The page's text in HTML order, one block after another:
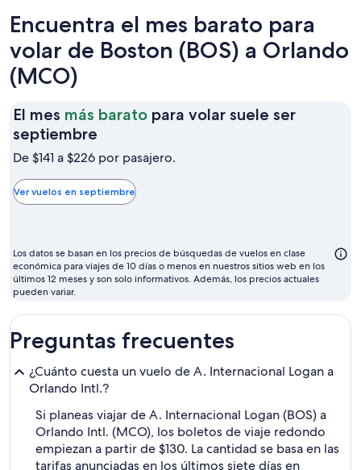
Encuentra el mes barato para
volar de Boston (BOS) a Orlando
(MCO)
El mes más barato para volar suele ser
septiembre
mes
barato
para
suele
ser
septiembre
De $141 a $226 por pasajero.
Ver vuelos en septiembre
Los datos se basan en los precios de búsquedas de vuelos en clase
económica para viajes de 10 días o menos en nuestros sitios web en los
últimos 12 meses y son solo informativos. Además, los precios actuales
pueden variar.
Preguntas frecuentes
¿Cuánto cuesta un vuelo de A. Internacional Logan a
Orlando Intl.?
Si planeas viajar de A. Internacional Logan (BOS) a
Orlando Intl. (MCO), los boletos de viaje redondo
empiezan a partir de $130. La cantidad se basa en las
tarifas anunciadas en los últimos siete días en